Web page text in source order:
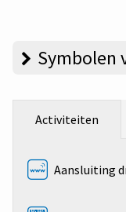
Symbolen
Activiteiten
Aansluiting